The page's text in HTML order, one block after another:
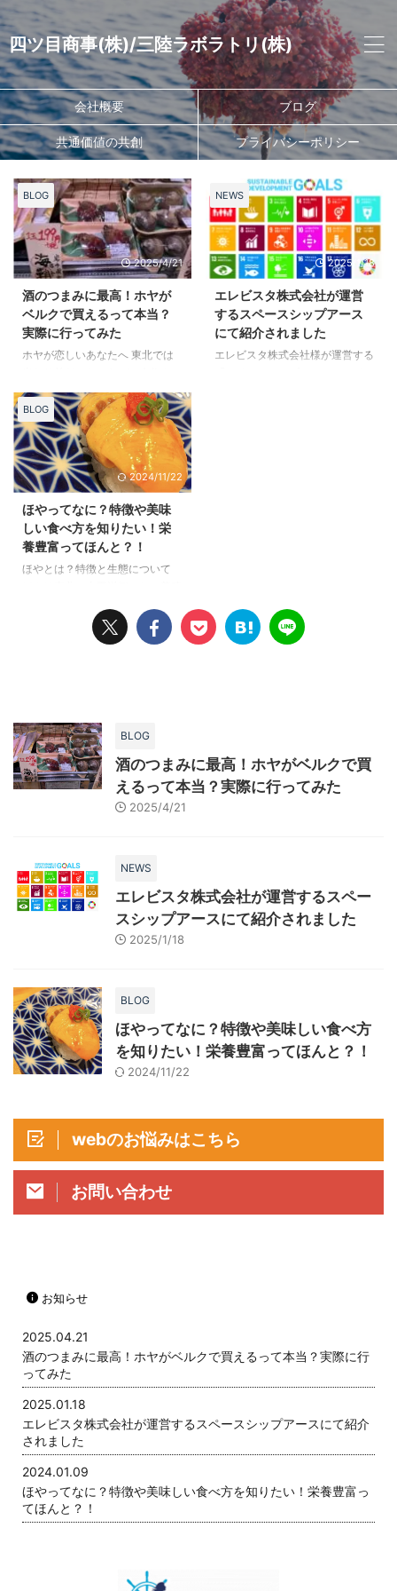
四ツ目商事(株)/三陸ラボラトリ(株)
会社概要 ブログ
共通価値の共創 プライバシーポリシー
BLOG
2025/4/21
酒のつまみに最高！ホヤが
ベルクで買えるって本当？
実際に行ってみた
ホヤが恋しいあなたへ 東北では
いる場所では全然売ってない…。
関東でもホヤが食べたいなーなん
て思ったことありませんか？ お
酒好きにはたまらないホヤが、実
はスーパー「ベルク」で買えるん
です！ これは、ホヤ好きや東北
出身者にとってかなり嬉しいニュ
ースですよね。 ホヤがなかなか
買えない理由 ホヤは鮮度の落ち
が早く、全国どこでも売られてい
るわけではありません。 特に東
ことも少なくありません。 その
ため、ホヤをスーパーで見つ ...
NEWS
2025/1/18
エレビスタ株式会社が運営
するスペースシップアース
にて紹介されました
エレビスタ株式会社様が運営する
BLOG
2024/11/22
ほやってなに？特徴や美味
しい食べ方を知りたい！栄
養豊富ってほんと？！
ほやとは？特徴と生態について
なかなか目にすることがないかも
知れません。 しかしほやには驚
心に生息 ほやは、主に太平洋側
の東北地方を中心に豊富に分布し
ています。 その生息地域は、主
に岩礁地帯で、海水中のプランク
トンを主食にしています。 海底
や壁に張り付くようにして生息す
BLOG
酒のつまみに最高！ホヤがベルクで買
えるって本当？実際に行ってみた
2025/4/21
NEWS
エレビスタ株式会社が運営するスペー
スシップアースにて紹介されました
2025/1/18
BLOG
ほやってなに？特徴や美味しい食べ方
を知りたい！栄養豊富ってほんと？！
2024/11/22
webのお悩みはこちら
お問い合わせ
お知らせ
2025.04.21
酒のつまみに最高！ホヤがベルクで買えるって本当？実際に行
ってみた
2025.01.18
エレビスタ株式会社が運営するスペースシップアースにて紹介
されました
2024.01.09
ほやってなに？特徴や美味しい食べ方を知りたい！栄養豊富っ
てほんと？！